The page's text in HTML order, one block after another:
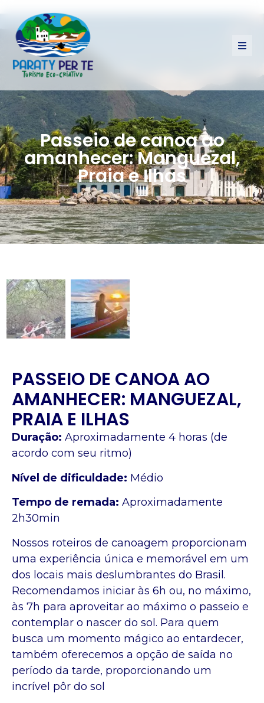
Passeio de canoa ao
amanhecer: Manguezal,
Praia e Ilhas
PASSEIO DE CANOA AO
AMANHECER: MANGUEZAL,
PRAIA E ILHAS
Duração: Aproximadamente 4 horas (de
acordo com seu ritmo)
Nível de dificuldade: Médio
Tempo de remada: Aproximadamente
2h30min
Nossos roteiros de canoagem proporcionam
uma experiência única e memorável em um
dos locais mais deslumbrantes do Brasil.
Recomendamos iniciar às 6h ou, no máximo,
às 7h para aproveitar ao máximo o passeio e
contemplar o nascer do sol. Para quem
busca um momento mágico ao entardecer,
também oferecemos a opção de saída no
período da tarde, proporcionando um
incrível pôr do sol